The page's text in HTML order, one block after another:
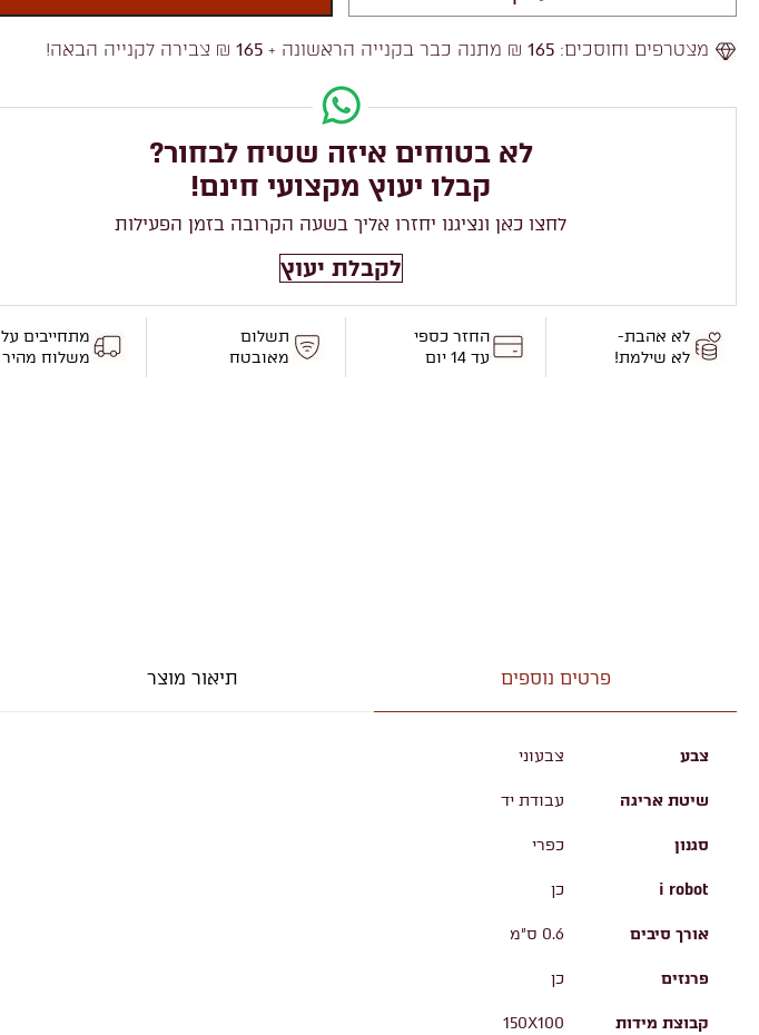
מצטרפים וחוסכים: 165 ₪ מתנה כבר בקנייה הראשונה + 165 ₪ צבירה לקנייה הבאה!
לא בטוחים איזה שטיח לבחור?
קבלו יעוץ מקצועי חינם!
לחצו כאן ונציגנו יחזרו אליך בשעה הקרובה בזמן הפעילות
לקבלת יעוץ
לא אהבת-
לא שילמת!
החזר כספי
עד 14 יום
תשלום
מאובטח
מתחייבים על
משלוח מהיר
פרטים נוספים תיאור מוצר
צבע צבעוני
שיטת אריגה עבודת יד
סגנון כפרי
i robot כן
אורך סיבים 0.6 ס"מ
פרנזים כן
קבוצת מידות 150X100